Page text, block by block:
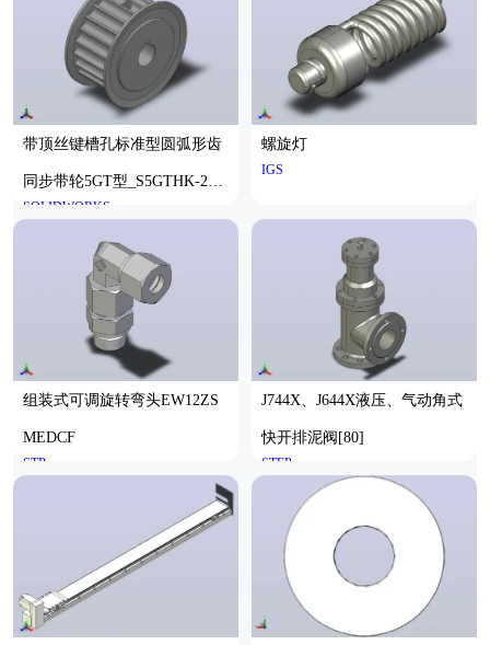
带顶丝键槽孔标准型圆弧形齿
同步带轮5GT型_S5GTHK-22-1
5-dk8-A
SOLIDWORKS
螺旋灯
IGS
组装式可调旋转弯头EW12ZS
MEDCF
STP
J744X、J644X液压、气动角式
快开排泥阀[80]
STEP